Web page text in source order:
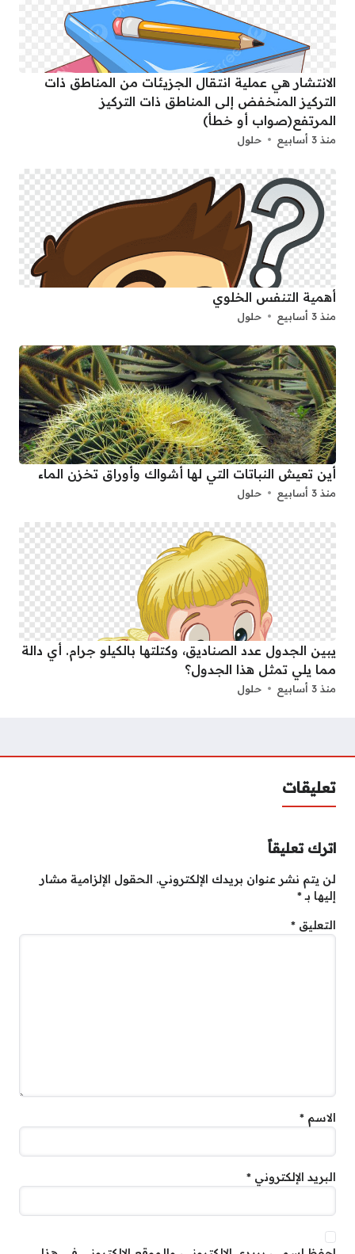
الانتشار هي عملية انتقال الجزيئات من المناطق ذات
التركيز المنخفض إلى المناطق ذات التركيز
المرتفع(صواب أو خطأ)
منذ 3 أسابيع حلول
أهمية التنفس الخلوي
منذ 3 أسابيع حلول
أين تعيش النباتات التي لها أشواك وأوراق تخزن الماء
منذ 3 أسابيع حلول
يبين الجدول عدد الصناديق، وكتلتها بالكيلو جرام. أي دالة
مما يلي تمثل هذا الجدول؟
منذ 3 أسابيع حلول
تعليقات
اترك تعليقاً
لن يتم نشر عنوان بريدك الإلكتروني. الحقول الإلزامية مشار
إليها بـ*
التعليق *
الاسم *
البريد الإلكتروني *